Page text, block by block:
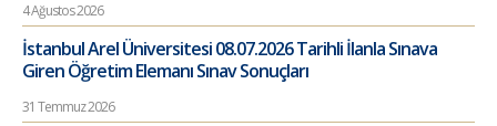
4 Ağustos 2026
İstanbul Arel Üniversitesi 08.07.2026 Tarihli İlanla Sınava
Giren Öğretim Elemanı Sınav Sonuçları
31 Temmuz 2026